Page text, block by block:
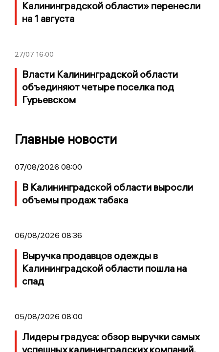
Калининградской области» перенесли
на 1 августа
27/07 16:00
Власти Калининградской области
объединяют четыре поселка под
Гурьевском
Главные новости
07/08/2026 08:00
В Калининградской области выросли
объемы продаж табака
06/08/2026 08:36
Выручка продавцов одежды в
Калининградской области пошла на
спад
05/08/2026 08:00
Лидеры градуса: обзор выручки самых
успешных калининградских компаний,